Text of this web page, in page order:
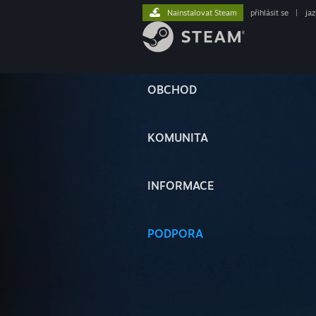
OBCHOD
KOMUNITA
INFORMACE
PODPORA
Nainstalovat Steam přihlásit se